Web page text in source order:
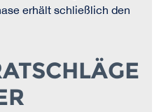
erhält schließlich den